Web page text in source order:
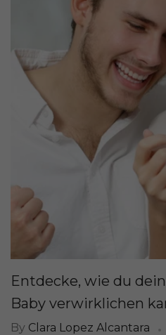
Entdecke, wie du
Baby verwirklichen
By Clara Lopez Alcantara